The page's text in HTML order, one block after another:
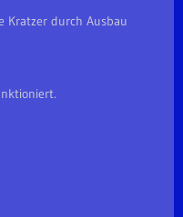
durch Ausbau